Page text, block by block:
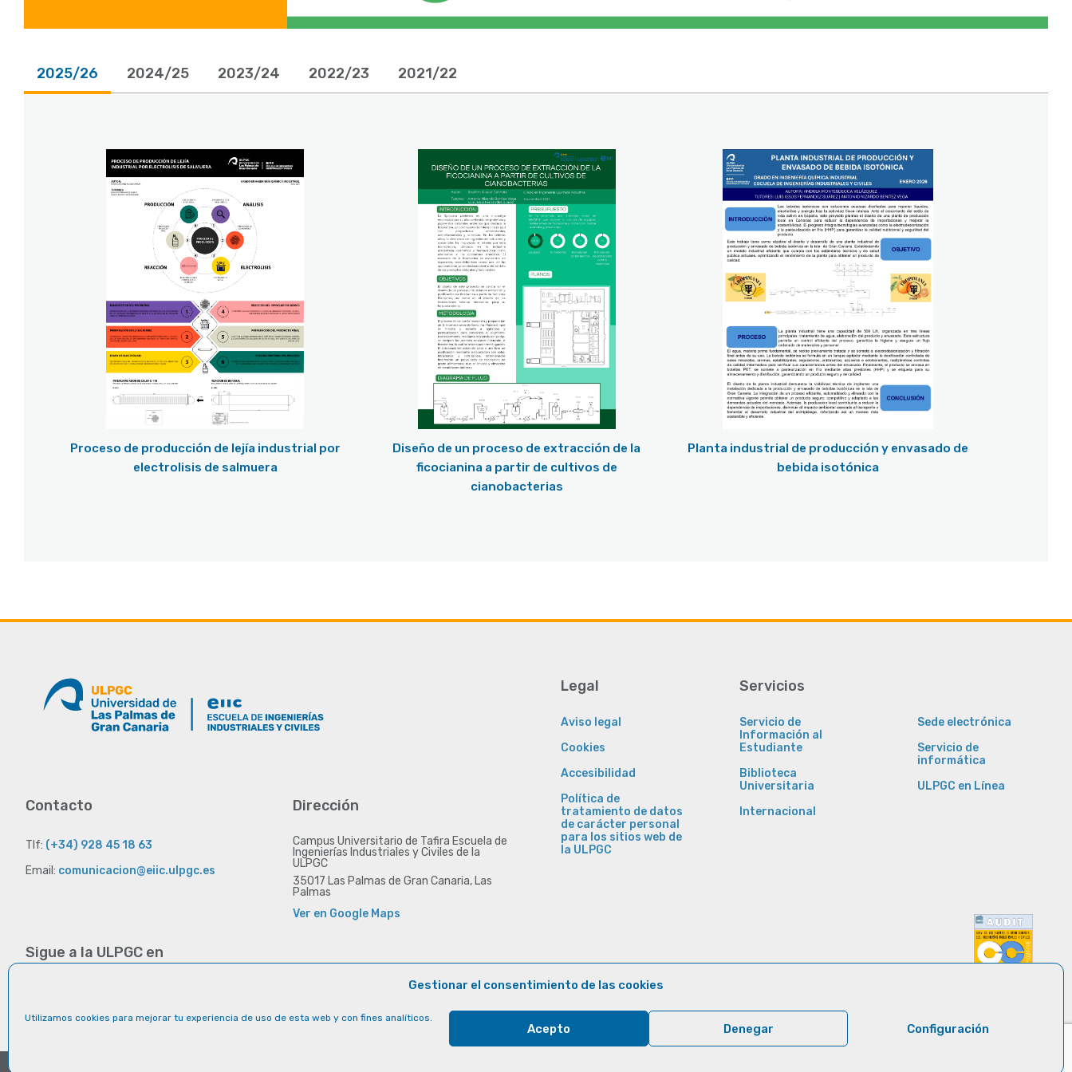
Gestionar el consentimiento de las cookies
Utilizamos cookies para mejorar tu experiencia de uso de esta web y con fines analíticos.
Acepto Denegar Configuración
2025/26 2024/25 2023/24 2022/23 2021/22
Proceso de producción de lejía industrial por
electrolisis de salmuera
Diseño de un proceso de extracción de la
ficocianina a partir de cultivos de
cianobacterias
Planta industrial de producción y envasado de
bebida isotónica
Contacto
Tlf: (+34) 928 45 18 63
Email: comunicacion@eiic.ulpgc.es
Dirección
Campus Universitario de Tafira Escuela de
Ingenierías Industriales y Civiles de la
ULPGC
35017 Las Palmas de Gran Canaria, Las
Palmas
Ver en Google Maps
Sigue a la ULPGC en
Legal
Aviso legal
Cookies
Accesibilidad
Política de
tratamiento de datos
de carácter personal
para los sitios web de
la ULPGC
Servicios
Servicio de
Información al
Estudiante
Biblioteca
Universitaria
Internacional
Sede electrónica
Servicio de
informática
ULPGC en Línea